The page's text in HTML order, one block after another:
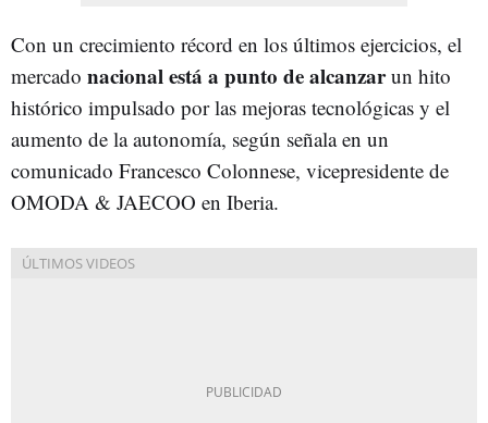
Con un crecimiento récord en los últimos ejercicios, el
mercado nacional está a punto de alcanzarun hito
histórico impulsado por las mejoras tecnológicas y el
aumento de la autonomía, según señala en un
comunicado Francesco Colonnese, vicepresidente de
OMODA & JAECOO en Iberia.